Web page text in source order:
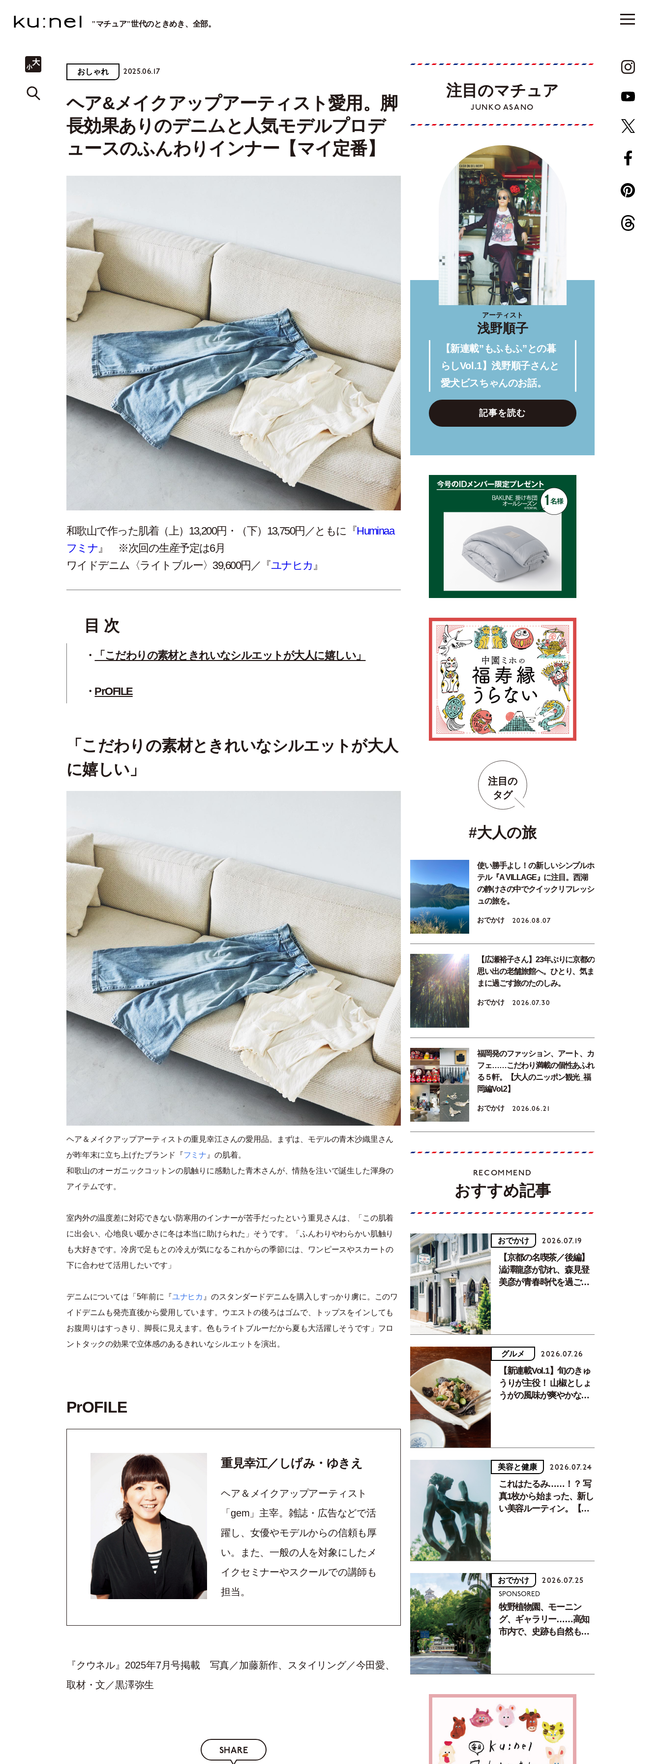
"マチュア"世代のときめき、全部。
おしゃれ 2025.06.17
ヘア&メイクアップアーティスト愛用。脚
長効果ありのデニムと人気モデルプロデ
ュースのふんわりインナー【マイ定番】
和歌山で作った肌着（上）13,200円・（下）13,750円／ともに『Huminaa
フミナ』 ※次回の生産予定は6月
ワイドデニム〈ライトブルー〉 39,600円 ／『ユナヒカ』
目 次
「こだわりの素材ときれいなシルエットが大人に嬉しい」
PrOFILE
「こだわりの素材ときれいなシルエットが大人
に嬉しい」
ヘア＆メイクアップアーティストの重見幸江さんの愛用品。まずは、モデルの青木沙織里さん
が昨年末に立ち上げたブランド『フミナ 』の肌着。
和歌山のオーガニックコットンの肌触りに感動した青木さんが、情熱を注いで誕生した渾身の
アイテムです。
室内外の温度差に対応できない防寒用のインナーが苦手だったという重見さんは、「この肌着
に出会い、心地良い暖かさに冬は本当に助けられた」そうです。「ふんわりやわらかい肌触り
も大好きです。冷房で足もとの冷えが気になるこれからの季節には、ワンピースやスカートの
下に合わせて活用したいです」
デニムについては「5年前に『ユナヒカ 』のスタンダードデニムを購入しすっかり虜に。このワ
イドデニムも発売直後から愛用しています。ウエストの後ろはゴムで、トップスをインしても
お腹周りはすっきり、脚長に見えます。色もライトブルーだから夏も大活躍しそうです」フロ
ントタックの効果で立体感のあるきれいなシルエットを演出。
PrOFILE
重見幸江／しげみ・ゆきえ
ヘア＆メイクアップアーティスト
「 gem 」主宰。雑誌・広告などで活
躍し、女優やモデルからの信頼も厚
い。また、一般の人を対象にしたメ
イクセミナーやスクールでの講師も
担当。
『クウネル』2025年7月号掲載 写真／加藤新作、スタイリング／今田愛、
取材・文／黒澤弥生
SHARE
注目のマチュア
JUNKO ASANO
アーティスト
浅野順子
【新連載”もふもふ”との暮
らしVol.1】浅野順子さんと
愛犬ビスちゃんのお話。
記事を読む
注目の
タグ
#大人の旅
使い勝手よし！の新しいシンプルホ
テル『A VILLAGE』に注目。西湖
の静けさの中でクイックリフレッシ
ュの旅を。
おでかけ 2026.08.07
【広瀬裕子さん】23年ぶりに京都の
思い出の老舗旅館へ。ひとり、気ま
まに過ごす旅のたのしみ。
おでかけ 2026.07.30
福岡発のファッション、アート、カ
フェ……こだわり満載の個性あふれ
る５軒。【大人のニッポン観光_福
岡編Vol.2】
おでかけ 2026.06.21
RECOMMEND
おすすめ記事
おでかけ 2026.07.19
【京都の名喫茶／後編】
澁澤龍彦が訪れ、森見登
美彦が青春時代を過ごし
グルメ 2026.07.26
【新連載Vol.1】旬のきゅ
うりが主役！ 山椒としょ
うがの風味が爽やかな、
美容と健康 2026.07.24
これはたるみ……！？ 写
真1枚から始まった、新し
い美容ルーティン。【中
おでかけ 2026.07.25
SPONSORED
牧野植物園、モーニン
グ、ギャラリー……高知
市内で、史跡も自然もグ